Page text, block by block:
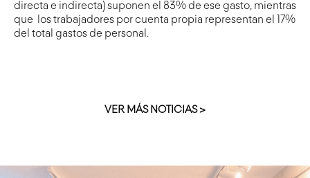
directa e indirecta) suponen el 83% de ese gasto, mientras
que los trabajadores por cuenta propia representan el 17%
del total gastos de personal.
VER MÁS NOTICIAS >